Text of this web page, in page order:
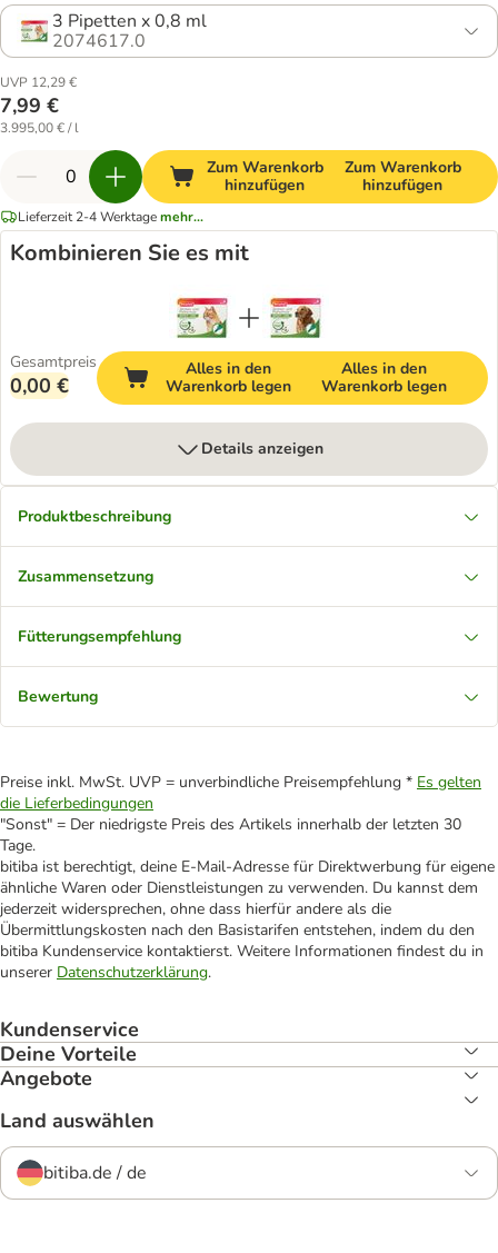
3 Pipetten x 0,8 ml
2074617.0
UVP 12,29 €
7,99 €
3.995,00 € / l
Zum Warenkorb
hinzufügen
Zum Warenkorb
hinzufügen
Lieferzeit 2-4 Werktagemehr...
Kombinieren Sie es mit
Gesamtpreis
0,00 €
Alles in den
Warenkorb legen
Alles in den
Warenkorb legen
Details anzeigen
Produktbeschreibung
Zusammensetzung
Fütterungsempfehlung
Bewertung
Preise inkl. MwSt. UVP = unverbindliche Preisempfehlung * Es gelten
die Lieferbedingungen
"Sonst" = Der niedrigste Preis des Artikels innerhalb der letzten 30
Tage.
bitiba ist berechtigt, deine E-Mail-Adresse für Direktwerbung für eigene
ähnliche Waren oder Dienstleistungen zu verwenden. Du kannst dem
jederzeit widersprechen, ohne dass hierfür andere als die
Übermittlungskosten nach den Basistarifen entstehen, indem du den
bitiba Kundenservice kontaktierst. Weitere Informationen findest du in
unserer Datenschutzerklärung.
Kundenservice
Deine Vorteile
Angebote
Land auswählen
bitiba.de / de